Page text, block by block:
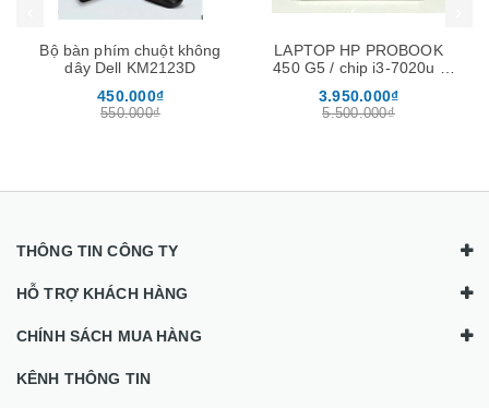
Bộ bàn phím chuột không
dây Dell KM2123D
450.000₫
550.000₫
LAPTOP HP PROBOOK
450 G5 / chip i3-7020u /
màn 15.6″
3.950.000₫
5.500.000₫
THÔNG TIN CÔNG TY
HỖ TRỢ KHÁCH HÀNG
CHÍNH SÁCH MUA HÀNG
KÊNH THÔNG TIN